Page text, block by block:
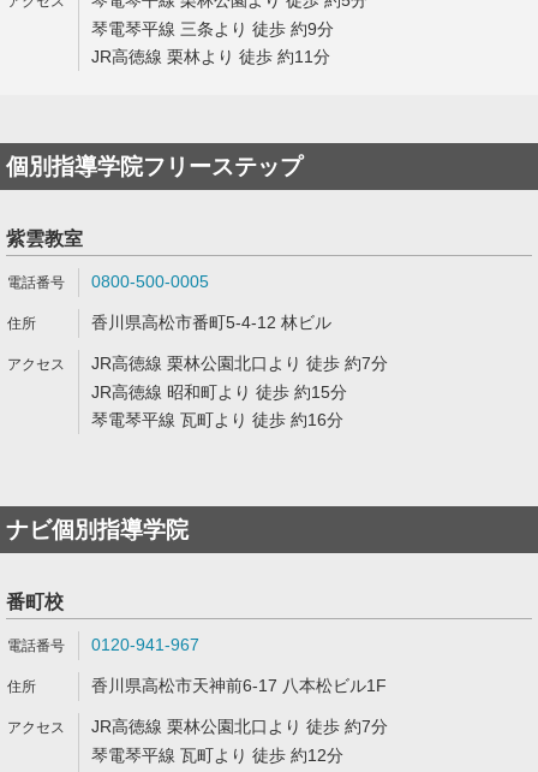
琴電琴平線 三条より 徒歩 約9分
JR高徳線 栗林より 徒歩 約11分
個別指導学院フリーステップ
紫雲教室
0800-500-0005
香川県高松市番町5-4-12 林ビル
JR高徳線 栗林公園北口より 徒歩 約7分
JR高徳線 昭和町より 徒歩 約15分
琴電琴平線 瓦町より 徒歩 約16分
ナビ個別指導学院
番町校
0120-941-967
香川県高松市天神前6-17 八本松ビル1F
JR高徳線 栗林公園北口より 徒歩 約7分
琴電琴平線 瓦町より 徒歩 約12分